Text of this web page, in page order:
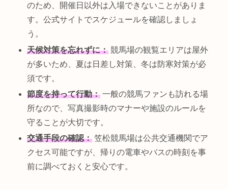
のため、開催日以外は入場できないことがありま
す。公式サイトでスケジュールを確認しましょ
う。
天候対策を忘れずに： 競馬場の観覧エリアは屋外
が多いため、夏は日差し対策、冬は防寒対策が必
須です。
節度を持って行動： 一般の競馬ファンも訪れる場
所なので、写真撮影時のマナーや施設のルールを
守ることが大切です。
交通手段の確認： 笠松競馬場は公共交通機関でア
クセス可能ですが、帰りの電車やバスの時刻を事
前に調べておくと安心です。